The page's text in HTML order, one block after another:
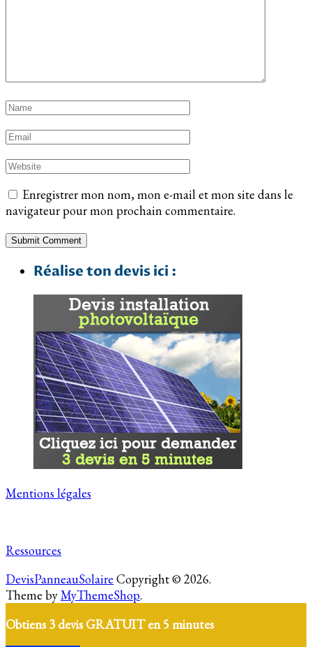
Enregistrer mon nom, mon e-mail et mon site dans le
navigateur pour mon prochain commentaire.
Réalise ton devis ici :
Mentions légales
Ressources
DevisPanneauSolaire Copyright © 2026.
Theme byMyThemeShop.
Obtiens 3 devis GRATUIT en 5 minutes